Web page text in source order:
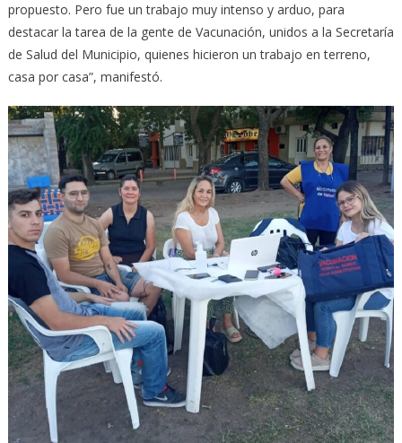
propuesto. Pero fue un trabajo muy intenso y arduo, para
destacar la tarea de la gente de Vacunación, unidos a la Secretaría
de Salud del Municipio, quienes hicieron un trabajo en terreno,
casa por casa”, manifestó.